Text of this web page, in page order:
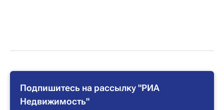
Подпишитесь на рассылку "РИА
Недвижимость"